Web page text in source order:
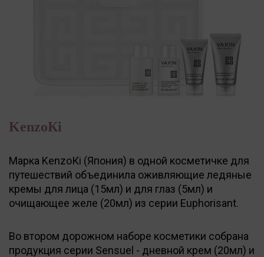
KenzoКi
Марка KenzoКi (Япония) в одной косметичке для
путешествий объединила оживляющие ледяные
кремы для лица (15мл) и для глаз (5мл) и
очищающее желе (20мл) из серии Euphorisant.
Во втором дорожном наборе косметики собрана
продукция серии Sensuel - дневной крем (20мл) и